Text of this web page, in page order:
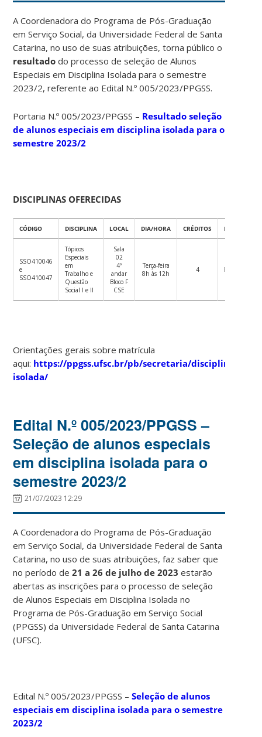
A Coordenadora do Programa de Pós-Graduação
em Serviço Social, da Universidade Federal de Santa
Catarina, no uso de suas atribuições, torna público o
resultado do processo de seleção de Alunos
Especiais em Disciplina Isolada para o semestre
2023/2, referente ao Edital N.º 005/2023/PPGSS.
Portaria N.º 005/2023/PPGSS – Resultado seleção
de alunos especiais em disciplina isolada para o
semestre 2023/2
DISCIPLINAS OFERECIDAS
CÓDIGO DISCIPLINA LOCAL DIA/HORA CRÉDITOS
SSO410046
e
SSO410047
Tópicos
Especiais
em
Trabalho e
Questão
Social I e II
Sala
02
4º
andar
Bloco F
CSE
Terça-feira
8h às 12h
4 Ricardo Lara
Orientações gerais sobre matrícula
aqui: https://ppgss.ufsc.br/pb/secretaria/disciplina-
isolada/
Edital N.º 005/2023/PPGSS –
Seleção de alunos especiais
em disciplina isolada para o
semestre 2023/2
21/07/2023 12:29
A Coordenadora do Programa de Pós-Graduação
em Serviço Social, da Universidade Federal de Santa
Catarina, no uso de suas atribuições, faz saber que
no período de21 a 26 de julho de 2023 estarão
abertas as inscrições para o processo de seleção
de Alunos Especiais em Disciplina Isolada no
Programa de Pós-Graduação em Serviço Social
(PPGSS) da Universidade Federal de Santa Catarina
(UFSC).
Edital N.º 005/2023/PPGSS –Seleção de alunos
especiais em disciplina isolada para o semestre
2023/2